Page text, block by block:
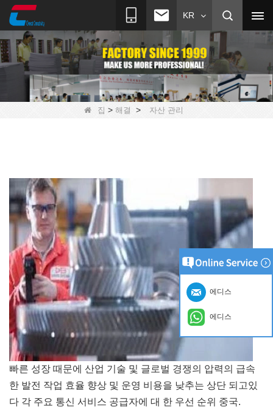
KR
집 > 해결 > 자산 관리
빠른 성장 때문에 산업 기술 및 글로벌 경쟁의 압력의 급속
한 발전 작업 효율 향상 및 운영 비용을 낮추는 상단 되고있
다 각 주요 통신 서비스 공급자에 대 한 우선 순위 중국.
에디스
에디스